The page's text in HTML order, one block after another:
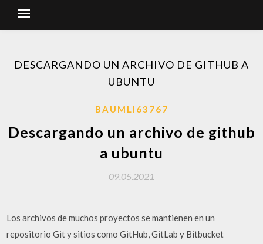
DESCARGANDO UN ARCHIVO DE GITHUB A
UBUNTU
BAUMLI63767
Descargando un archivo de github
a ubuntu
09.05.2021
Los archivos de muchos proyectos se mantienen en un
repositorio Git y sitios como GitHub, GitLab y Bitbucket